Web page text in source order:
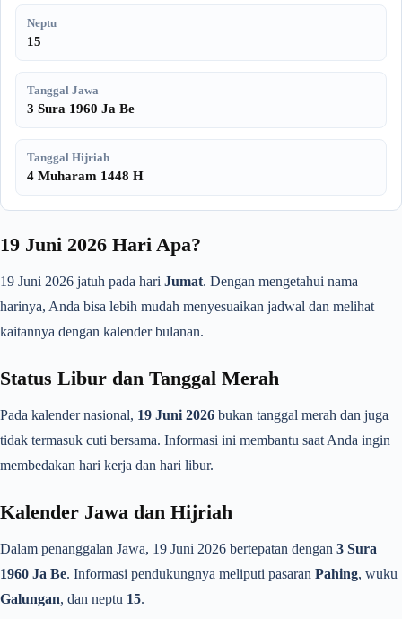
Neptu
15
Tanggal Jawa
3 Sura 1960 Ja Be
Tanggal Hijriah
4 Muharam 1448 H
19 Juni 2026 Hari Apa?
19 Juni 2026 jatuh pada hari Jumat. Dengan mengetahui nama
harinya, Anda bisa lebih mudah menyesuaikan jadwal dan melihat
kaitannya dengan kalender bulanan.
Status Libur dan Tanggal Merah
Pada kalender nasional, 19 Juni 2026 bukan tanggal merah dan juga
tidak termasuk cuti bersama. Informasi ini membantu saat Anda ingin
membedakan hari kerja dan hari libur.
Kalender Jawa dan Hijriah
Dalam penanggalan Jawa, 19 Juni 2026 bertepatan dengan 3 Sura
1960 Ja Be. Informasi pendukungnya meliputi pasaran Pahing, wuku
Galungan, dan neptu 15.